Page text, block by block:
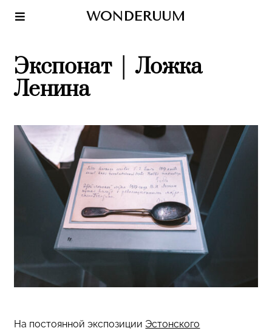
WONDERUUM
Экспонат │ Ложка
Ленина
На постоянной экспозиции Эстонского